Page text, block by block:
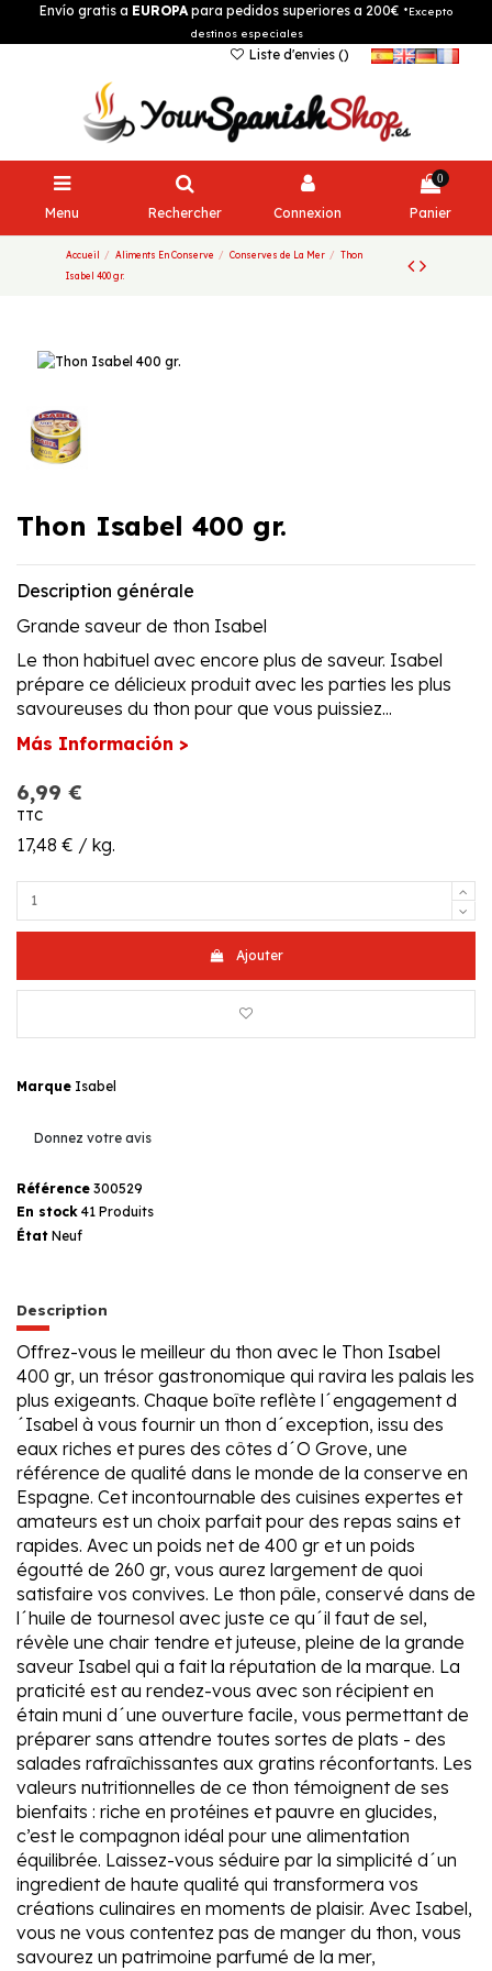
Envío gratis a EUROPApara pedidos superiores a 200€ *Excepto
destinos especiales
Liste d'envies ()
Menu Rechercher Connexion
0
Panier
Accueil Aliments En Conserve Conserves de La Mer
Thon
Isabel 400 gr.
Thon Isabel 400 gr.
Description générale
Grande saveur de thon Isabel
Le thon habituel avec encore plus de saveur. Isabel
prépare ce délicieux produit avec les parties les plus
savoureuses du thon pour que vous puissiez...
Más Información >
6,99 €
TTC
17,48 € / kg.
Ajouter
Marque Isabel
Donnez votre avis
Référence 300529
En stock 41 Produits
État Neuf
Description
Offrez-vous le meilleur du thon avec le Thon Isabel
400 gr, un trésor gastronomique qui ravira les palais les
plus exigeants. Chaque boîte reflète l´engagement d
´Isabel à vous fournir un thon d´exception, issu des
eaux riches et pures des côtes d´O Grove, une
référence de qualité dans le monde de la conserve en
Espagne. Cet incontournable des cuisines expertes et
amateurs est un choix parfait pour des repas sains et
rapides. Avec un poids net de 400 gr et un poids
égoutté de 260 gr, vous aurez largement de quoi
satisfaire vos convives. Le thon pâle, conservé dans de
l´huile de tournesol avec juste ce qu´il faut de sel,
révèle une chair tendre et juteuse, pleine de la grande
saveur Isabel qui a fait la réputation de la marque. La
praticité est au rendez-vous avec son récipient en
étain muni d´une ouverture facile, vous permettant de
préparer sans attendre toutes sortes de plats - des
salades rafraîchissantes aux gratins réconfortants. Les
valeurs nutritionnelles de ce thon témoignent de ses
bienfaits : riche en protéines et pauvre en glucides,
c’est le compagnon idéal pour une alimentation
équilibrée. Laissez-vous séduire par la simplicité d´un
ingredient de haute qualité qui transformera vos
créations culinaires en moments de plaisir. Avec Isabel,
vous ne vous contentez pas de manger du thon, vous
savourez un patrimoine parfumé de la mer,